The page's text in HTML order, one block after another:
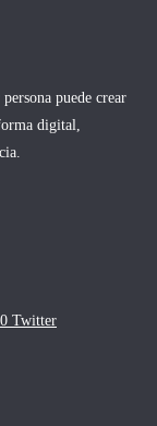
puede crear
digital,